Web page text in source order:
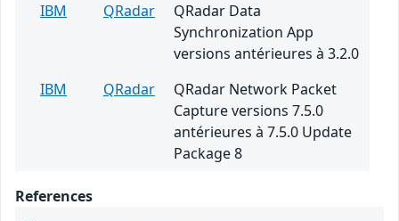
IBM
QRadar
QRadar Data
Synchronization App
versions antérieures à 3.2.0
IBM
QRadar
QRadar Network Packet
Capture versions 7.5.0
antérieures à 7.5.0 Update
Package 8
References